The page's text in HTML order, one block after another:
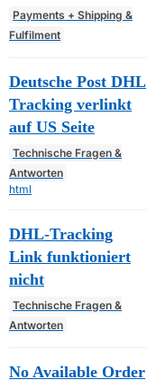
Payments + Shipping &
Fulfilment
Deutsche Post DHL
Tracking verlinkt
auf US Seite
Technische Fragen &
Antworten
html
DHL-Tracking
Link funktioniert
nicht
Technische Fragen &
Antworten
No Available Order